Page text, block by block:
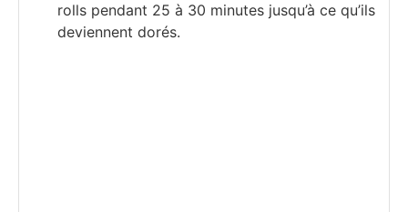
rolls pendant 25 à 30 minutes jusqu’à ce qu’ils
deviennent dorés.